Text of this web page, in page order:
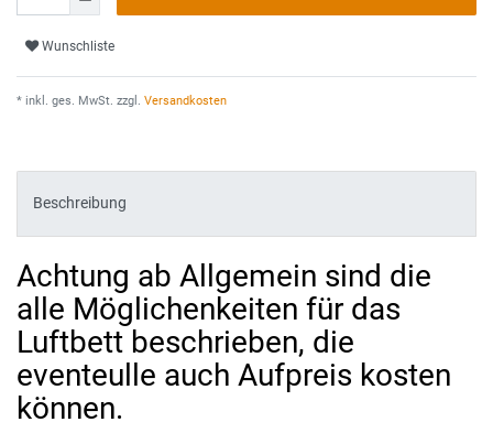
Wunschliste
* inkl. ges. MwSt. zzgl. Versandkosten
Beschreibung
Achtung ab Allgemein sind die
alle Möglichenkeiten für das
Luftbett beschrieben, die
eventeulle auch Aufpreis kosten
können.